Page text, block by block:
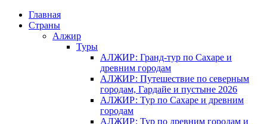
Главная
Страны
Алжир
Туры
АЛЖИР: Гранд-тур по Сахаре и
древним городам
АЛЖИР: Путешествие по северным
городам, Гардайе и пустыне 2026
АЛЖИР: Тур по Сахаре и древним
городам
АЛЖИР: Тур по древним городам и